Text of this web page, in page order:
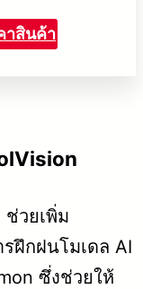
าสินค้า
วยเพิ่ม
ฝึกฝนโมเดล AI
ซึ่งช่วยให้